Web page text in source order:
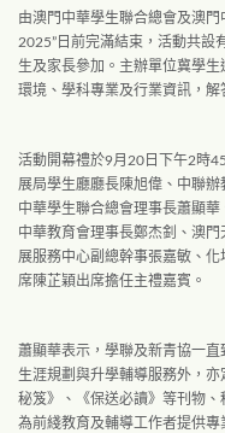
由澳門中華學生聯合總會及澳
2025”日前完滿結束，活動共設
生及家長參加。主辦單位冀學
環境、學科專業及行業資訊，解
活動開幕禮於9月20日下午2時
展局學生廳廳長陳旭偉、中聯
中華學生聯合總會理事長蕭顯
中華教育會理事長鄭杰釗、澳
展服務中心副總幹事張嘉敏、
席陳芷穎出席擔任主禮嘉賓。
蕭顯華表示，學聯及新青協一
生涯規劃與升學輔導服務外，
秘笈》、《保送必讀》等刊物、
為前綫教育及輔導工作者提供